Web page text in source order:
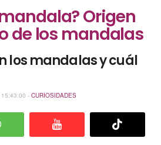
Origen
de los mandalas
los mandalas y cuál
- CURIOSIDADES